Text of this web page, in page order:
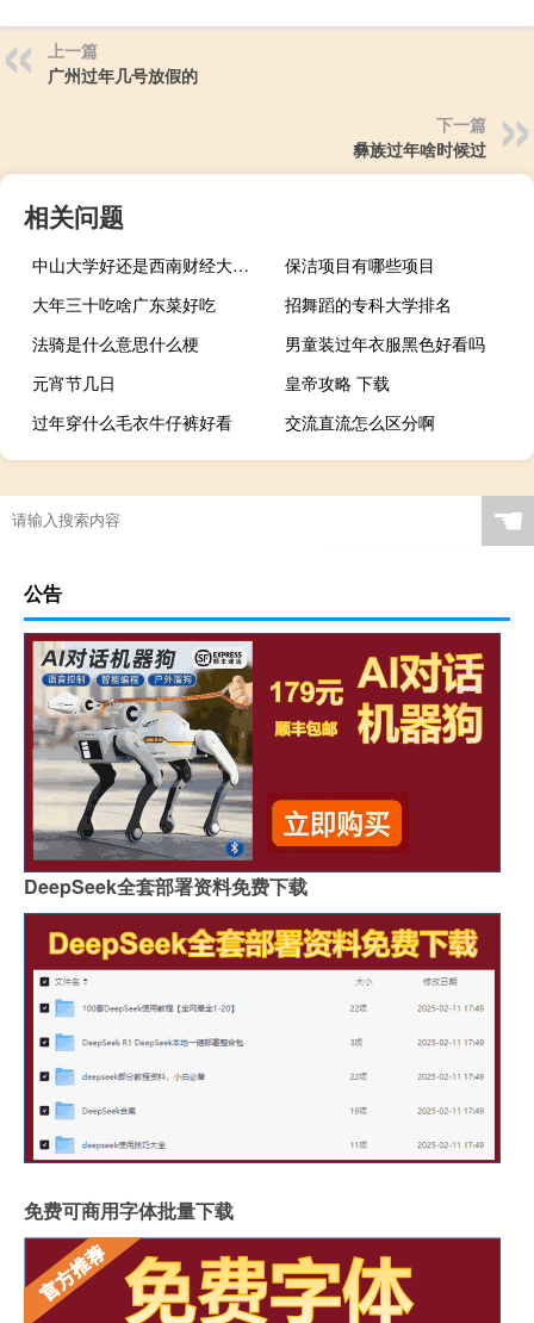
上一篇
广州过年几号放假的
下一篇
彝族过年啥时候过
相关问题
中山大学好还是西南财经大学好
保洁项目有哪些项目
大年三十吃啥广东菜好吃
招舞蹈的专科大学排名
法骑是什么意思什么梗
男童装过年衣服黑色好看吗
元宵节几日
皇帝攻略 下载
过年穿什么毛衣牛仔裤好看
交流直流怎么区分啊
☚
公告
DeepSeek全套部署资料免费下载
免费可商用字体批量下载